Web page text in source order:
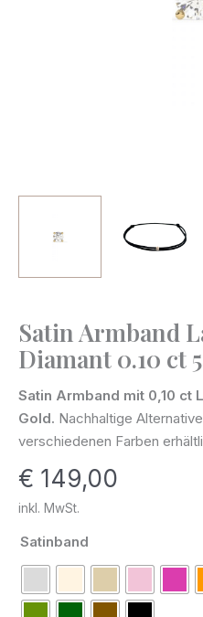
Satin Armband
Diamant 0.10 ct
Satin Armband mit 0,10 ct
Gold. Nachhaltige
verschiedenen Farben
€ 149,00
inkl. MwSt.
Satinband
Satin
Armband
Grown
ct
585